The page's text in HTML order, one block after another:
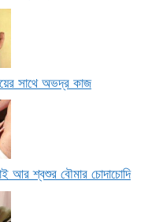
সাথে অভদ্র কাজ
আর শ্বশুর বৌমার চোদাচোদি